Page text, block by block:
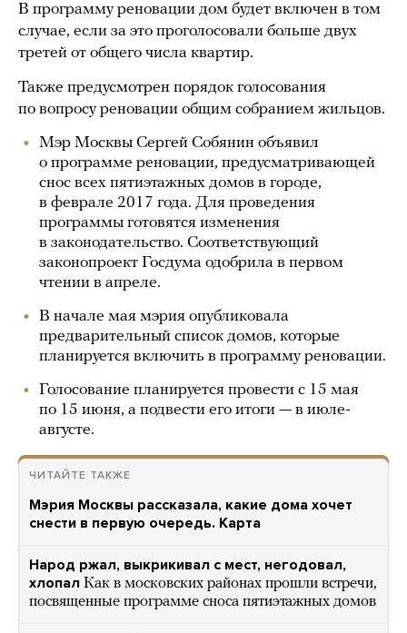
В программу реновации дом будет включен в том
случае, если за это проголосовали больше двух
третей от общего числа квартир.
Также предусмотрен порядок голосования
по вопросу реновации общим собранием жильцов.
Мэр Москвы Сергей Собянин объявил
о программе реновации, предусматривающей
снос всех пятиэтажных домов в городе,
в феврале 2017 года. Для проведения
программы готовятся изменения
в законодательство. Соответствующий
законопроект Госдума одобрила в первом
чтении в апреле.
В начале мая мэрия опубликовала
предварительный список домов, которые
планируется включить в программу реновации.
Голосование планируется провести с 15 мая
по 15 июня, а подвести его итоги — в июле-
августе.
ЧИТАЙТЕ ТАКЖЕ
Мэрия Москвы рассказала, какие дома хочет
снести в первую очередь. Карта
Народ ржал, выкрикивал с мест, негодовал,
хлопал Как в московских районах прошли встречи,
посвященные программе сноса пятиэтажных домов